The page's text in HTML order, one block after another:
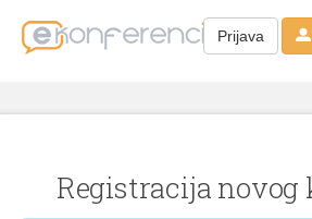
Prijava
Registracija